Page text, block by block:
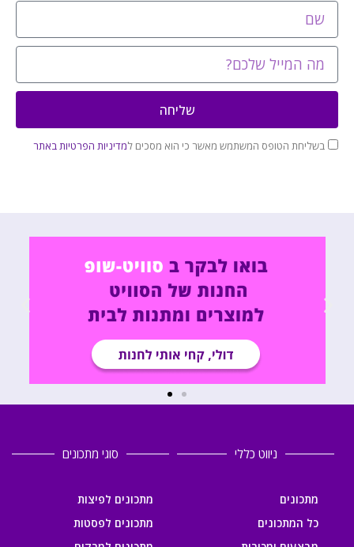
בשליחת הטופס המשתמש מאשר כי הוא מסכים למדיניות הפרטיות באתר
שליחה
ניווט כללי
מתכונים
כל המתכונים
סוגי מתכונים
מתכונים לפיצות
מתכונים לפסטות